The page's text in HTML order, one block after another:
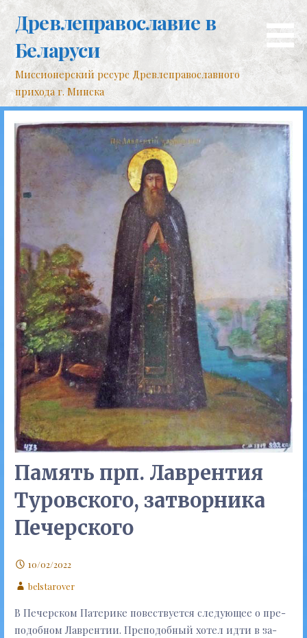
контенту
Древлеправославие в
Беларуси
Миссионерский ресурс Древлеправославного
прихода г. Минска
Память прп. Лаврентия
Туровского, затворника
Печерского
10/02/2022
belstarover
В Пе­чер­ском Па­те­ри­ке по­вест­ву­ет­ся сле­ду­ю­щее о пре­
по­доб­ном Лав­рен­тии. Пре­по­доб­ный хо­тел ид­ти в за­